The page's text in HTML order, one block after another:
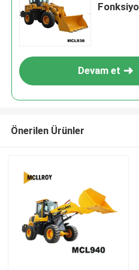
Devam et
Önerilen Ürünler